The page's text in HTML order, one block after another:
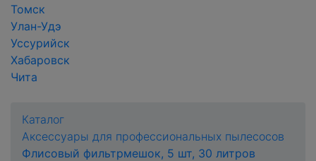
Томск
Улан-Удэ
Уссурийск
Хабаровск
Чита
Каталог
Аксессуары для профессиональных пылесосов
Флисовый фильтрмешок, 5 шт, 30 литров